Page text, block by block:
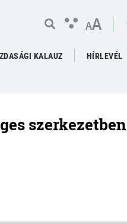
AA
KALAUZ HÍRLEVÉL
szerkezetben